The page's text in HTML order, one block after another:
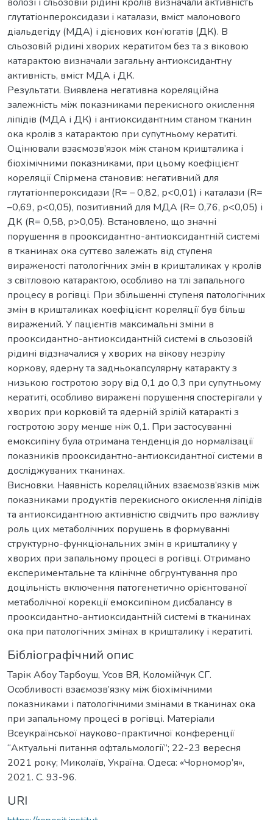
глутатіонпероксидази і каталази, вміст малонового
діальдегіду (МДА) і дієнових кон’югатів (ДК). В
сльозовій рідині хворих кератитом без та з віковою
катарактою визначали загальну антиоксидантну
активність, вміст МДА і ДК.
Результати. Виявлена негативна кореляційна
залежність між показниками перекисного окислення
ліпідів (МДА і ДК) і антиоксидантним станом тканин
ока кролів з катарактою при супутньому кератиті.
Оцінювали взаємозв’язок між станом кришталика і
біохімічними показниками, при цьому коефіцієнт
кореляції Спірмена становив: негативний для
глутатіонпероксидази (R= – 0,82, р<0,01) і каталази (R=
–0,69, р<0,05), позитивний для МДА (R= 0,76, р<0,05) і
ДК (R= 0,58, р>0,05). Встановлено, що значні
порушення в прооксидантно-антиоксидантній системі
в тканинах ока суттєво залежать від ступеня
вираженості патологічних змін в кришталиках у кролів
з світловою катарактою, особливо на тлі запального
процесу в рогівці. При збільшенні ступеня патологічних
змін в кришталиках коефіцієнт кореляції був більш
виражений. У пацієнтів максимальні зміни в
прооксидантно-антиоксидантній системі в сльозовій
рідині відзначалися у хворих на вікову незрілу
коркову, ядерну та задньокапсулярну катаракту з
низькою гостротою зору від 0,1 до 0,3 при супутньому
кератиті, особливо виражені порушення спостерігали у
хворих при корковій та ядерній зрілій катаракті з
гостротою зору менше ніж 0,1. При застосуванні
емоксипіну була отримана тенденція до нормалізації
показників прооксидантно-антиоксидантної системи в
досліджуваних тканинах.
Висновки. Наявність кореляційних взаємозв’язків між
показниками продуктів перекисного окислення ліпідів
та антиоксидантною активністю свідчить про важливу
роль цих метаболічних порушень в формуванні
структурно-функціональних змін в кришталику у
хворих при запальному процесі в рогівці. Отримано
експериментальне та клінічне обгрунтування про
доцільність включення патогенетично орієнтованої
метаболічної корекції емоксипіном дисбалансу в
прооксидантно-антиоксидантній системі в тканинах
ока при патологічних змінах в кришталику і кератиті.
Бібліографічний опис
Тарік Абоу Тарбоуш, Усов ВЯ, Коломійчук СГ.
Особливості взаємозв’язку між біохімічними
показниками і патологічними змінами в тканинах ока
при запальному процесі в рогівці. Матеріали
Всеукраїнської науково-практичної конференції
“Актуальні питання офтальмології”; 22-23 вересня
2021 року; Миколаїв, Україна. Одеса: «Чорномор’я»,
2021. С. 93-96.
URI